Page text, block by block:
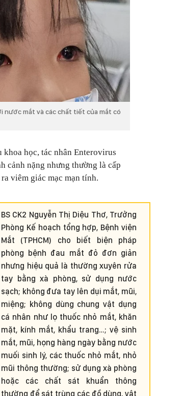
nước mắt và các chất tiết của mắt có
khoa học, tác nhân Enterovirus
cảnh nặng nhưng thường là cấp
viêm giác mạc mạn tính.
BS CK2 Nguyễn Thị Diệu Thơ, Trưởng
Phòng Kế hoạch tổng hợp, Bệnh viện
Mắt (TPHCM) cho biết biện pháp
phòng bệnh đau mắt đỏ đơn giản
nhưng hiệu quả là thường xuyên rửa
tay bằng xà phòng, sử dụng nước
sạch; không đưa tay lên dụi mắt, mũi,
miệng; không dùng chung vật dụng
cá nhân như lọ thuốc nhỏ mắt, khăn
mặt, kính mắt, khẩu trang…; vệ sinh
mắt, mũi, họng hàng ngày bằng nước
muối sinh lý, các thuốc nhỏ mắt, nhỏ
mũi thông thường; sử dụng xà phòng
hoặc các chất sát khuẩn thông
thường để sát trùng các đồ dùng, vật